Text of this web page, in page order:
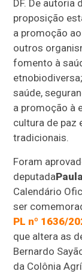
DF. De autoria
proposição
a promoção
outros
fomento à
saúde,
a promoção à
cultura de paz
tradicionais.
Foram
deputada
Calendário
ser
PL nº 1636/
que altera as
Bernardo
da Colônia